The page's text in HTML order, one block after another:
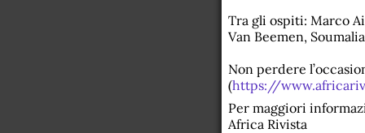
Tra gli ospiti: Marco
Van Beemen,
Non perdere
(https://
Per maggiori
Africa Rivista